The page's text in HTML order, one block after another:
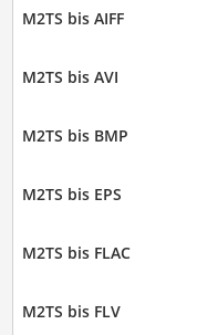
M2TS bis AIFF
M2TS bis AVI
M2TS bis BMP
M2TS bis EPS
M2TS bis FLAC
M2TS bis FLV